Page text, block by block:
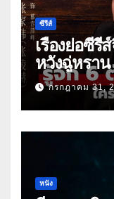
ซีรีส์
เรื่องย่อซีรี
หวังฉู่หราน
กรกฎาคม 31,
หนัง